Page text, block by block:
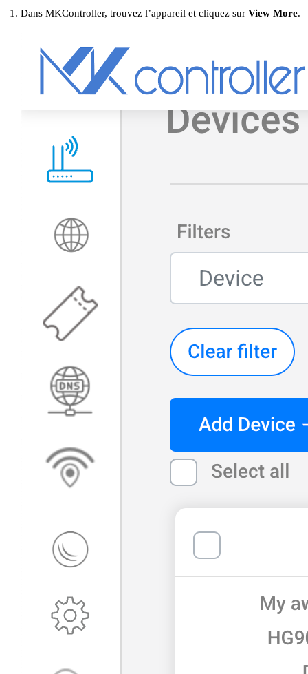
Dans MKController, trouvez l’appareil et cliquez surView More.